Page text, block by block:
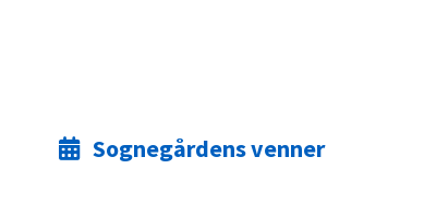
Sognegårdens venner